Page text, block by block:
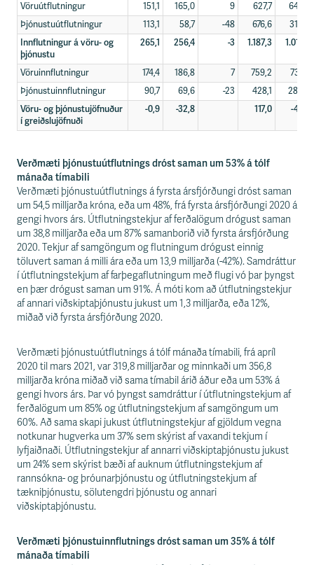
Vöruútflutningur 151,1 165,0 9 627,7
642,4
Þjónustuútflutningur
113,1 58,7 -48 676,6
319,8
Innflutningur á vöru- og
þjónustu
265,1 256,4 -3 1.187,3 1.011,6
Vöruinnflutningur 174,4 186,8 7 759,2
731,3
Þjónustuinnflutningur
90,7 69,6 -23 428,1
280,3
Vöru- og þjónustujöfnuður
í greiðslujöfnuði
-0,9 -32,8 117,0 -49,4
Verðmæti þjónustuútflutnings dróst saman um 53% á tólf
mánaða tímabili
Verðmæti þjónustuútflutnings á fyrsta ársfjórðungi dróst saman
um 54,5 milljarða króna, eða um 48%, frá fyrsta ársfjórðungi 2020 á
gengi hvors árs. Útflutningstekjur af ferðalögum drógust saman
um 38,8 milljarða eða um 87% samanborið við fyrsta ársfjórðung
2020. Tekjur af samgöngum og flutningum drógust einnig
töluvert saman á milli ára eða um 13,9 milljarða (-42%). Samdráttur
í útflutningstekjum af farþegaflutningum með flugi vó þar þyngst
en þær drógust saman um 91%. Á móti kom að útflutningstekjur
af annari viðskiptaþjónustu jukust um 1,3 milljarða, eða 12%,
miðað við fyrsta ársfjórðung 2020.
Verðmæti þjónustuútflutnings á tólf mánaða tímabili, frá apríl
2020 til mars 2021, var 319,8 milljarðar og minnkaði um 356,8
milljarða króna miðað við sama tímabil árið áður eða um 53% á
gengi hvors árs. Þar vó þyngst samdráttur í útflutningstekjum af
ferðalögum um 85% og útflutningstekjum af samgöngum um
60%. Að sama skapi jukust útflutningstekjur af gjöldum vegna
notkunar hugverka um 37% sem skýrist af vaxandi tekjum í
lyfjaiðnaði. Útflutningstekjur af annarri viðskiptaþjónustu jukust
um 24% sem skýrist bæði af auknum útflutningstekjum af
rannsókna- og þróunarþjónustu og útflutningstekjum af
tækniþjónustu, sölutengdri þjónustu og annari
viðskiptaþjónustu.
Verðmæti þjónustuinnflutnings dróst saman um 35% á tólf
mánaða tímabili